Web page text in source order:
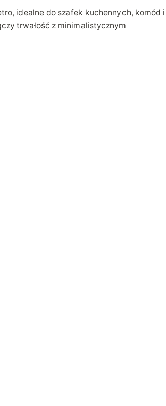
F
I
idealne do szafek kuchennych, komód i
trwałość z minimalistycznym